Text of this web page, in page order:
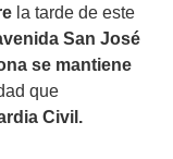
la tarde de este
San José
se mantiene
que
Civil.